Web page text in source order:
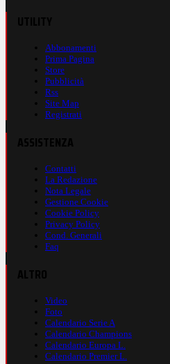
Abbonamenti
Prima Pagina
Store
Pubblicità
Rss
Site Map
Registrati
Contatti
La Redazione
Nota Legale
Gestione Cookie
Cookie Policy
Privacy Policy
Cond. Generali
Faq
Video
Foto
Calendario Serie A
Calendario Champions
Calendario Europa L.
Calendario Premier L.